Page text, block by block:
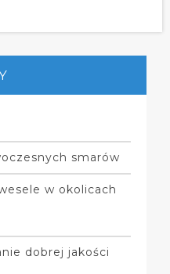
smarów
w okolicach
dobrej jakości